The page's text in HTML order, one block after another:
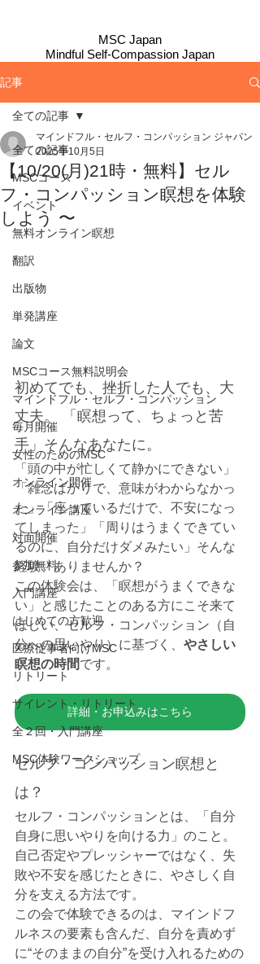
MSC Japan
​Mindful Self-Compassion Japan
記事
全ての記事
MSCコース
イベント
無料オンライン瞑想
翻訳
出版物
単発講座
論文
MSCコース無料説明会
マインドフル・セルフ・コンパッション
毎月開催
女性のためのMSC
オンライン開催
オンライン講座
対面開催
参加無料
入門講座
はじめての方歓迎
医療従事者向けMSC
リトリート
サイレント・リトリート
全２回・入門講座
MSC体験ワークショップ
全ての記事
【10/20(月)21時・無料】セル
フ・コンパッション瞑想を体験
しよう 〜
マインドフル・セルフ・コンパッション ジャパン
2025年10月5日
初めてでも、挫折した人でも、大
丈夫。 「瞑想って、ちょっと苦
手」そんなあなたに。
「頭の中が忙しくて静かにできない」
「雑念ばかりで、意味がわからなかっ
た」「座っているだけで、不安になっ
てしまった」「周りはうまくできてい
るのに、自分だけダメみたい」そんな
経験、ありませんか？
この体験会は、「瞑想がうまくできな
い」と感じたことのある方にこそ来て
ほしい、セルフ・コンパッション（自
分への思いやり）に基づく、 やさしい
瞑想の時間です。
詳細・お申込みはこちら
セルフ・コンパッション瞑想と
は？
セルフ・コンパッションとは、「自分
自身に思いやりを向ける力」のこと。
自己否定やプレッシャーではなく、失
敗や不安を感じたときに、やさしく自
分を支える方法です。
この会で体験できるのは、マインドフ
ルネスの要素も含んだ、自分を責めず
に“そのままの自分”を受け入れるための